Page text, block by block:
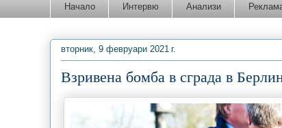
Начало Интервю Анализи
вторник, 9 февруари 2021 г.
Взривена бомба в сграда в